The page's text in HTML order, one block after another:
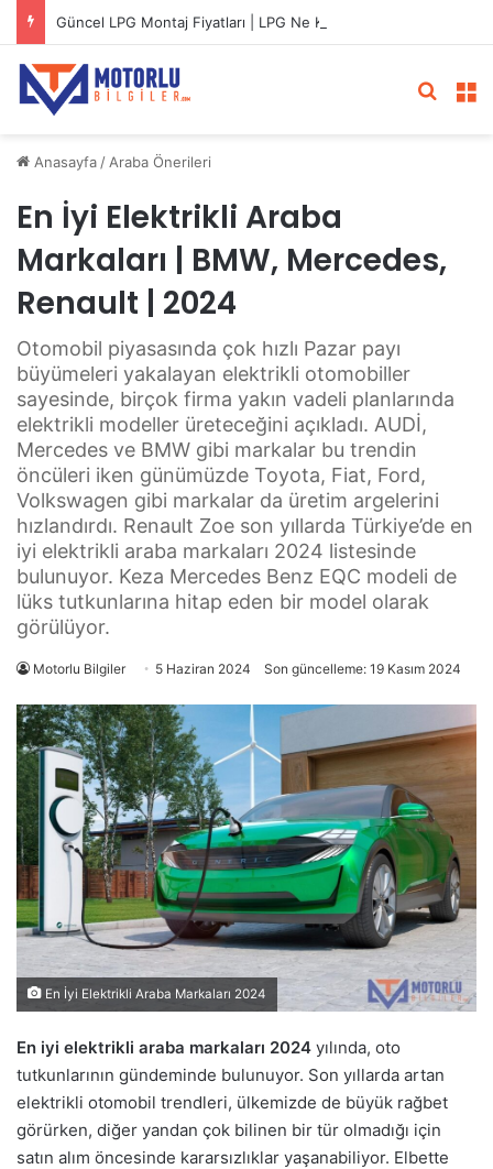
Güncel LPG Montaj Fiyatları | LPG Ne Kadara Takılır?
Anasayfa / Araba Önerileri
En İyi Elektrikli Araba
Markaları | BMW, Mercedes,
Renault | 2024
Otomobil piyasasında çok hızlı Pazar payı
büyümeleri yakalayan elektrikli otomobiller
sayesinde, birçok firma yakın vadeli planlarında
elektrikli modeller üreteceğini açıkladı. AUDİ,
Mercedes ve BMW gibi markalar bu trendin
öncüleri iken günümüzde Toyota, Fiat, Ford,
Volkswagen gibi markalar da üretim argelerini
hızlandırdı. Renault Zoe son yıllarda Türkiye’de en
iyi elektrikli araba markaları 2024 listesinde
bulunuyor. Keza Mercedes Benz EQC modeli de
lüks tutkunlarına hitap eden bir model olarak
görülüyor.
Motorlu Bilgiler 5 Haziran 2024 Son güncelleme: 19 Kasım 2024
En İyi Elektrikli Araba Markaları 2024
En iyi elektrikli araba markaları 2024 yılında, oto
tutkunlarının gündeminde bulunuyor. Son yıllarda artan
elektrikli otomobil trendleri, ülkemizde de büyük rağbet
görürken, diğer yandan çok bilinen bir tür olmadığı için
satın alım öncesinde kararsızlıklar yaşanabiliyor. Elbette